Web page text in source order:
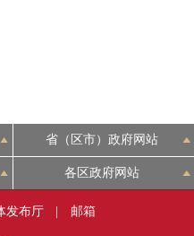
省（区市）政府网站
各区政府网站
发布厅 邮箱